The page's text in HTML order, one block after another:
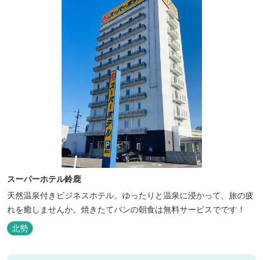
スーパーホテル鈴鹿
天然温泉付きビジネスホテル。ゆったりと温泉に浸かって、旅の疲
れを癒しませんか。焼きたてパンの朝食は無料サービスでです！
北勢